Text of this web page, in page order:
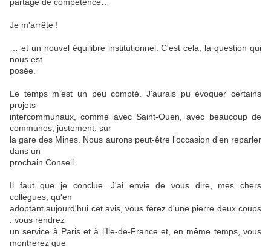
Je m'arrête !
… et un nouvel équilibre institutionnel. C'est cela, la question qui
nous est
posée.
Le temps m’est un peu compté. J'aurais pu évoquer certains
projets
intercommunaux, comme avec Saint-Ouen, avec beaucoup de
communes, justement, sur
la gare des Mines. Nous aurons peut-être l'occasion d'en reparler
dans un
prochain Conseil.
Il faut que je conclue. J'ai envie de vous dire, mes chers
collègues, qu'en
adoptant aujourd'hui cet avis, vous ferez d'une pierre deux coups
: vous rendrez
un service à Paris et à l’Ile-de-France et, en même temps, vous
montrerez que